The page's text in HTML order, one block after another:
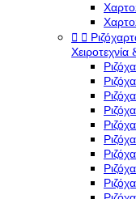
 
Χειροτεχνία